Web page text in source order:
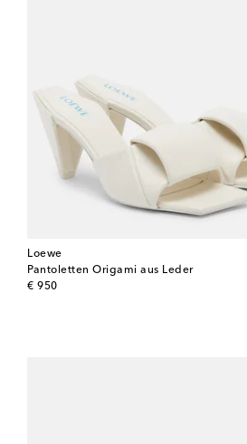
Loewe
Pantoletten Origami aus Leder
€ 950
original price